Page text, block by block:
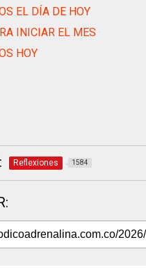
EL DÍA DE HOY
INICIAR EL MES
HOY
Reflexiones 1584